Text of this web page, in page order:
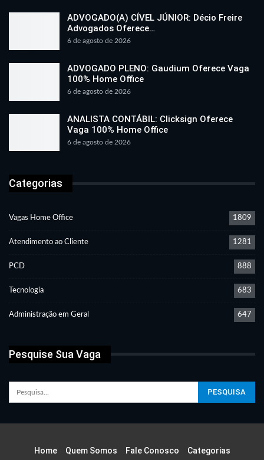
ADVOGADO(A) CÍVEL JÚNIOR: Décio Freire
Advogados Oferece…
6 de agosto de 2026
ADVOGADO PLENO: Gaudium Oferece Vaga
100% Home Office
6 de agosto de 2026
ANALISTA CONTÁBIL: Clicksign Oferece
Vaga 100% Home Office
6 de agosto de 2026
Categorias
Vagas Home Office 1809
Atendimento ao Cliente 1281
PCD 888
Tecnologia 683
Administração em Geral 647
Pesquise Sua Vaga
Home Quem Somos Fale Conosco Categorias